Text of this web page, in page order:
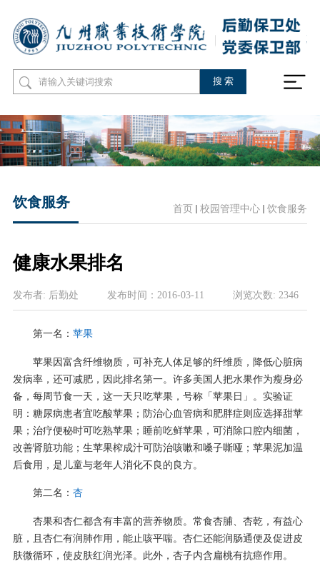
饮食服务 首页 校园管理中心 饮食服务
健康水果排名
发布者: 后勤处 发布时间： 2016-03-11 浏览次数: 2346
第一名： 苹果
苹果因富含纤维物质，可补充人体足够的纤维质，降低心脏病
发病率，还可减肥，因此排名第一。许多美国人把水果作为瘦身必
备，每周节食一天，这一天只吃苹果，号称「苹果日」。实验证
明：糖尿病患者宜吃酸苹果；防治心血管病和肥胖症则应选择甜苹
果；治疗便秘时可吃熟苹果；睡前吃鲜苹果，可消除口腔内细菌，
改善肾脏功能；生苹果榨成汁可防治咳嗽和嗓子嘶哑；苹果泥加温
后食用，是儿童与老年人消化不良的良方。
第二名： 杏
杏果和杏仁都含有丰富的营养物质。常食杏脯、杏乾，有益心
脏，且杏仁有润肺作用，能止咳平喘。杏仁还能润肠通便及促进皮
肤微循环，使皮肤红润光泽。此外，杏子内含扁桃有抗癌作用。